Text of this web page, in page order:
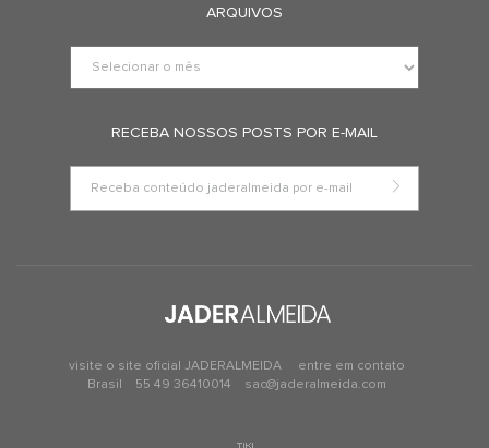
ARQUIVOS
RECEBA NOSSOS POSTS POR E-MAIL
visite o site oficial JADERALMEIDA
entre em contato
Brasil
55 49 36410014 sac@jaderalmeida.com